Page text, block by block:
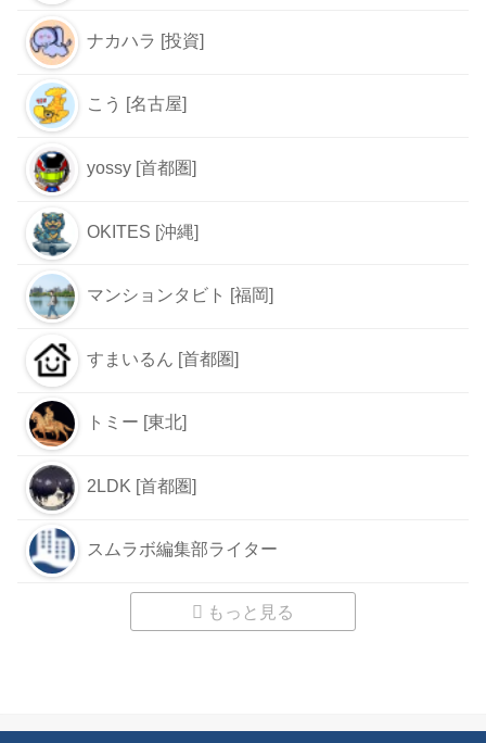
ナカハラ [投資]
こう [名古屋]
yossy [首都圏]
OKITES [沖縄]
マンションタビト [福岡]
すまいるん [首都圏]
トミー [東北]
2LDK [首都圏]
スムラボ編集部ライター
もっと見る